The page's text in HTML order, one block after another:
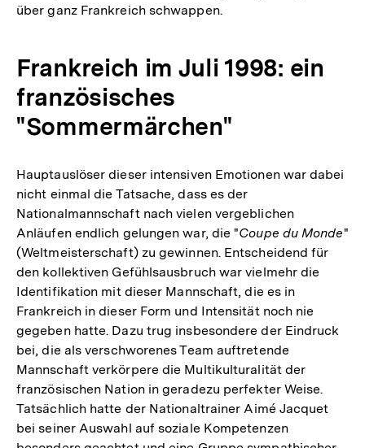
über ganz Frankreich schwappen.
Frankreich im Juli 1998: ein
französisches
"Sommermärchen"
Hauptauslöser dieser intensiven Emotionen war dabei
nicht einmal die Tatsache, dass es der
Nationalmannschaft nach vielen vergeblichen
Anläufen endlich gelungen war, die "Coupe du Monde"
(Weltmeisterschaft) zu gewinnen. Entscheidend für
den kollektiven Gefühlsausbruch war vielmehr die
Identifikation mit dieser Mannschaft, die es in
Frankreich in dieser Form und Intensität noch nie
gegeben hatte. Dazu trug insbesondere der Eindruck
bei, die als verschworenes Team auftretende
Mannschaft verkörpere die Multikulturalität der
französischen Nation in geradezu perfekter Weise.
Tatsächlich hatte der Nationaltrainer Aimé Jacquet
bei seiner Auswahl auf soziale Kompetenzen